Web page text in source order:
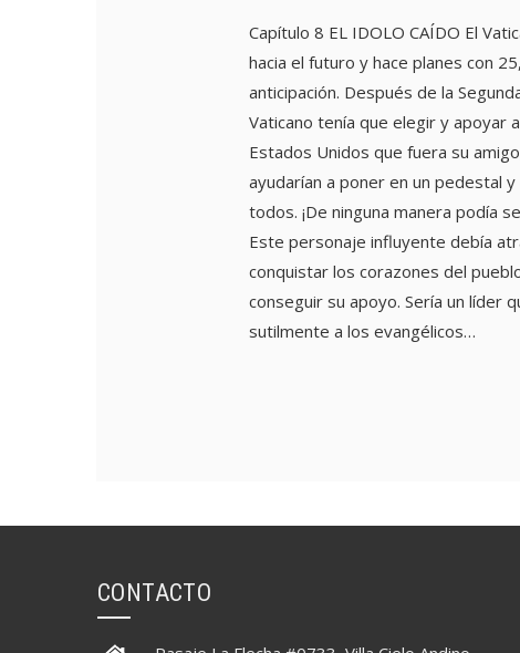
Capítulo 8 EL IDOLO CAÍDO El
hacia el futuro y hace planes con
anticipación. Después de la
Vaticano tenía que elegir y apoyar
Estados Unidos que fuera su
ayudarían a poner en un pedestal
todos. ¡De ninguna manera podía
Este personaje influyente debía
conquistar los corazones del
conseguir su apoyo. Sería un líder
sutilmente a los evangélicos…
CONTACTO